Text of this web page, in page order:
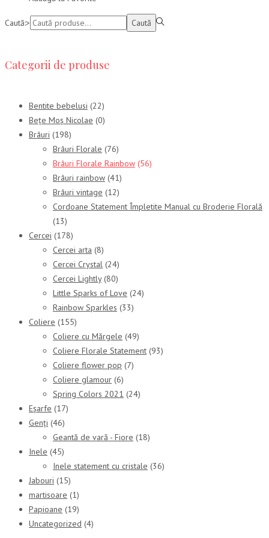
Caută:> Caută
Categorii de produse
Bentite bebelusi (22)
Bețe Moș Nicolae (0)
Brâuri (198)
Brâuri Florale (76)
Brâuri Florale Rainbow (56)
Brâuri rainbow (41)
Brâuri vintage (12)
Cordoane Statement Împletite Manual cu Broderie Florală
(13)
Cercei (178)
Cercei arta (8)
Cercei Crystal (24)
Cercei Lightly (80)
Little Sparks of Love (24)
Rainbow Sparkles (33)
Coliere (155)
Coliere cu Mărgele (49)
Coliere Florale Statement (93)
Coliere flower pop (7)
Coliere glamour (6)
Spring Colors 2021 (24)
Eșarfe (17)
Genți (46)
Geantă de vară - Fiore (18)
Inele (45)
Inele statement cu cristale (36)
Jabouri (15)
martisoare (1)
Papioane (19)
Uncategorized (4)